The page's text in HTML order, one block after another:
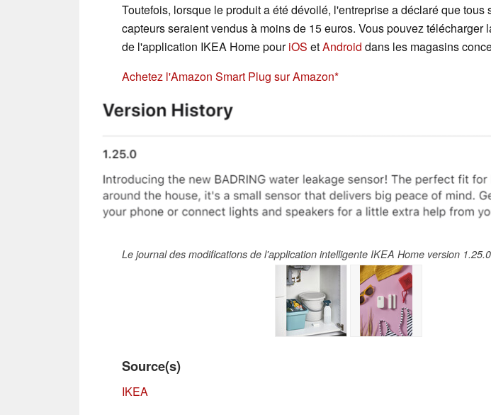
Toutefois, lorsque le produit a été dévoilé, l'entreprise a déclaré que tous
capteurs seraient vendus à moins de 15 euros. Vous pouvez télécharger
de l'application IKEA Home pouriOS etAndroid dans les magasins
Achetez l'Amazon Smart Plug sur Amazon
Le journal des modifications de l'application intelligente IKEA Home version
Source(s)
IKEA